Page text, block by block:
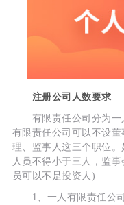
注册公司人数要求
有限责任公司分为一
有限责任公司可以不设
理、监事人这三个职位
人员不得小于三人，监
员可以不是投资人)
1、一人有限责任公司